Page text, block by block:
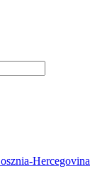
Hercegovina